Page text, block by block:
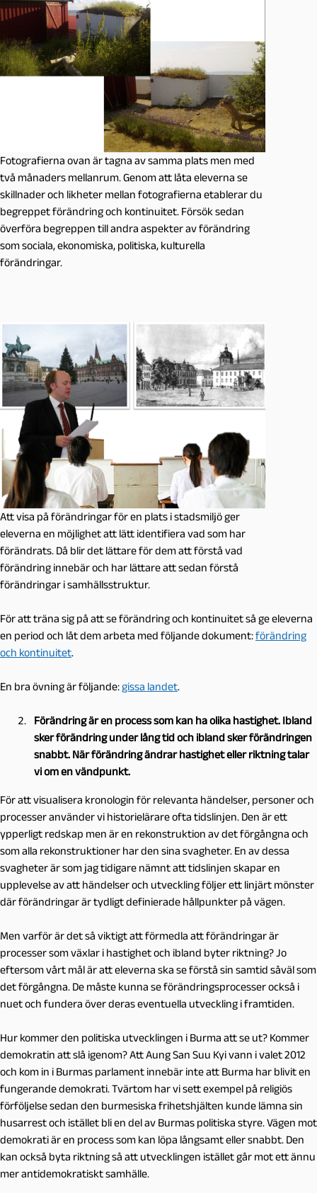
Fotografierna ovan är tagna av samma plats men med
två månaders mellanrum. Genom att låta eleverna se
skillnader och likheter mellan fotografierna etablerar du
begreppet förändring och kontinuitet. Försök sedan
överföra begreppen till andra aspekter av förändring
som sociala, ekonomiska, politiska, kulturella
förändringar.
Att visa på förändringar för en plats i stadsmiljö ger
eleverna en möjlighet att lätt identifiera vad som har
förändrats. Då blir det lättare för dem att förstå vad
förändring innebär och har lättare att sedan förstå
förändringar i samhällsstruktur.
För att träna sig på att se förändring och kontinuitet så ge eleverna
en period och låt dem arbeta med följande dokument:förändring
och kontinuitet.
En bra övning är följande:gissa landet.
Förändring är en process som kan ha olika hastighet. Ibland
sker förändring under lång tid och ibland sker förändringen
snabbt. När förändring ändrar hastighet eller riktning talar
vi om en vändpunkt.
För att visualisera kronologin för relevanta händelser, personer och
processer använder vi historielärare ofta tidslinjen. Den är ett
ypperligt redskap men är en rekonstruktion av det förgångna och
som alla rekonstruktioner har den sina svagheter. En av dessa
svagheter är som jag tidigare nämnt att tidslinjen skapar en
upplevelse av att händelser och utveckling följer ett linjärt mönster
där förändringar är tydligt definierade hållpunkter på vägen.
Men varför är det så viktigt att förmedla att förändringar är
processer som växlar i hastighet och ibland byter riktning? Jo
eftersom vårt mål är att eleverna ska se förstå sin samtid såväl som
det förgångna. De måste kunna se förändringsprocesser också i
nuet och fundera över deras eventuella utveckling i framtiden.
Hur kommer den politiska utvecklingen i Burma att se ut? Kommer
demokratin att slå igenom? Att Aung San Suu Kyi vann i valet 2012
och kom in i Burmas parlament innebär inte att Burma har blivit en
fungerande demokrati. Tvärtom har vi sett exempel på religiös
förföljelse sedan den burmesiska frihetshjälten kunde lämna sin
husarrest och istället bli en del av Burmas politiska styre. Vägen mot
demokrati är en process som kan löpa långsamt eller snabbt. Den
kan också byta riktning så att utvecklingen istället går mot ett ännu
mer antidemokratiskt samhälle.